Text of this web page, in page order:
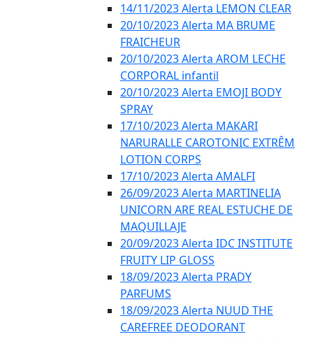
14/11/2023 Alerta LEMON CLEAR
20/10/2023 Alerta MA BRUME
FRAICHEUR
20/10/2023 Alerta AROM LECHE
CORPORAL infantil
20/10/2023 Alerta EMOJI BODY
SPRAY
17/10/2023 Alerta MAKARI
NARURALLE CAROTONIC EXTRÊM
LOTION CORPS
17/10/2023 Alerta AMALFI
26/09/2023 Alerta MARTINELIA
UNICORN ARE REAL ESTUCHE DE
MAQUILLAJE
20/09/2023 Alerta IDC INSTITUTE
FRUITY LIP GLOSS
18/09/2023 Alerta PRADY
PARFUMS
18/09/2023 Alerta NUUD THE
CAREFREE DEODORANT